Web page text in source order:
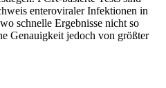
enteroviraler Infektionen in
schnelle Ergebnisse nicht so
Genauigkeit jedoch von größter